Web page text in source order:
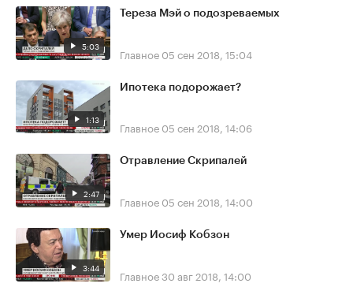
5:03
Тереза Мэй о подозреваемых
Главное 05 сен 2018, 15:04
1:13
Ипотека подорожает?
Главное 05 сен 2018, 14:06
2:47
Отравление Скрипалей
Главное 05 сен 2018, 14:00
3:44
Умер Иосиф Кобзон
Главное30 авг 2018, 14:00